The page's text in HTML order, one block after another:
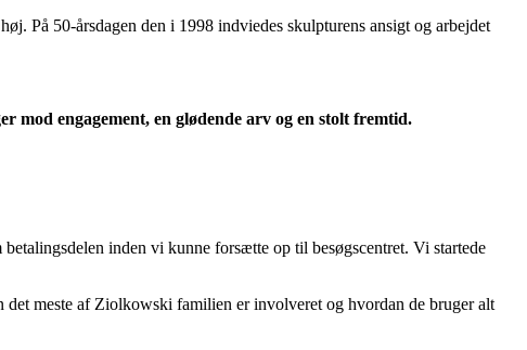
På 50-årsdagen den i 1998 indviedes skulpturens ansigt og arbejdet
mod engagement, en glødende arv og en stolt fremtid.
inden vi kunne forsætte op til besøgscentret. Vi startede
meste af Ziolkowski familien er involveret og hvordan de bruger alt